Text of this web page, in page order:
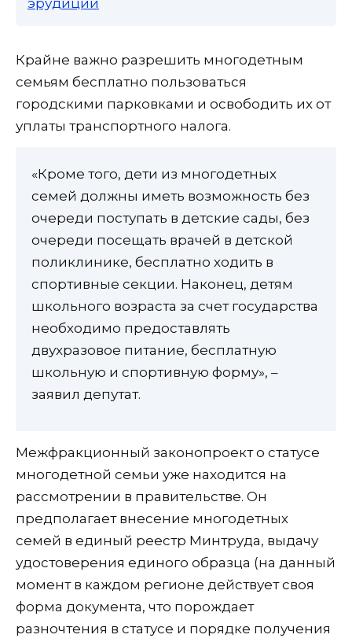
эрудиции
Крайне важно разрешить многодетным
семьям бесплатно пользоваться
городскими парковками и освободить их от
уплаты транспортного налога.
«Кроме того, дети из многодетных
семей должны иметь возможность без
очереди поступать в детские сады, без
очереди посещать врачей в детской
поликлинике, бесплатно ходить в
спортивные секции. Наконец, детям
школьного возраста за счет государства
необходимо предоставлять
двухразовое питание, бесплатную
школьную и спортивную форму», –
заявил депутат.
Межфракционный законопроект о статусе
многодетной семьи уже находится на
рассмотрении в правительстве. Он
предполагает внесение многодетных
семей в единый реестр Минтруда, выдачу
удостоверения единого образца (на данный
момент в каждом регионе действует своя
форма документа, что порождает
разночтения в статусе и порядке получения